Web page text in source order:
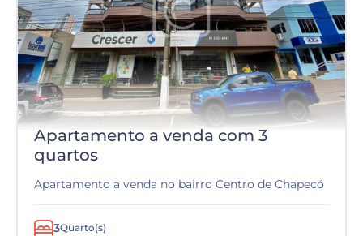
Apartamento a venda com 3
quartos
Apartamento a venda no bairro Centro de Chapecó
3Quarto(s)